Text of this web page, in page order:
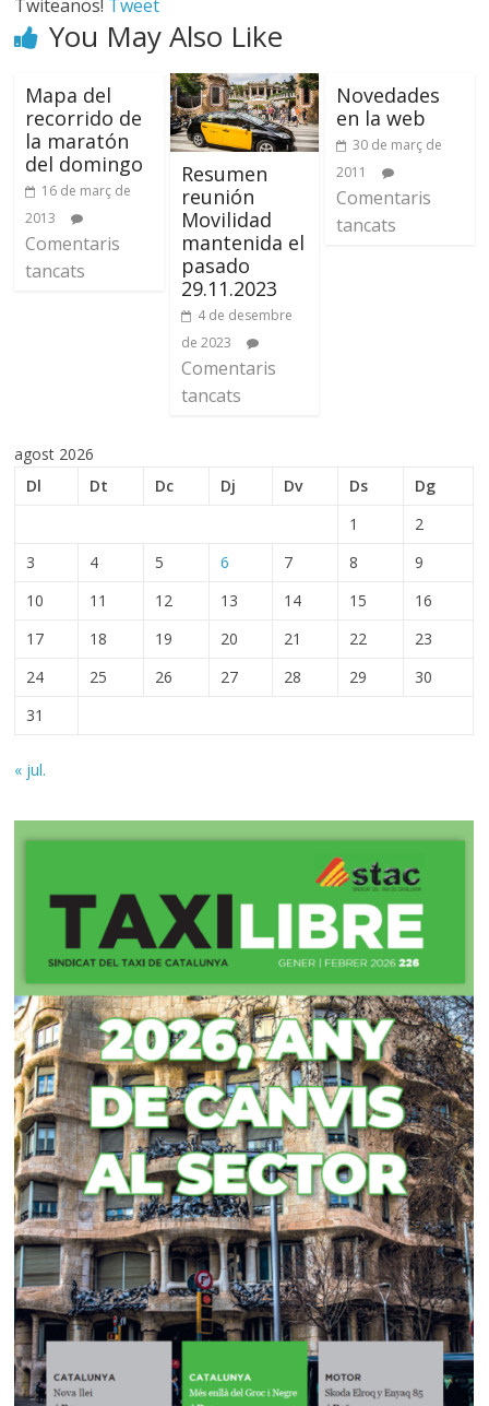
Twiteanos! Tweet
You May Also Like
Mapa del
recorrido de
la maratón
del domingo
16 de març de
2013
Comentaris
tancats
Resumen
reunión
Movilidad
mantenida el
pasado
29.11.2023
4 de desembre
de 2023
Comentaris
tancats
Novedades
en la web
30 de març de
2011
Comentaris
tancats
agost 2026
Dl
Dt Dc Dj Dv Ds
Dg
1
2
3
4 5 6 7 8
9
10
11 12 13 14 15
16
17
18 19 20 21 22
23
24
25 26 27 28 29
30
31
« jul.